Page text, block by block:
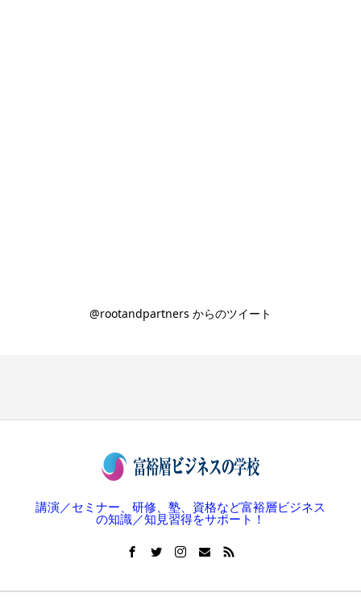
@rootandpartners からのツイート
講演／セミナー、研修、塾、資格など富裕層ビジネス
の知識／知見習得をサポート！